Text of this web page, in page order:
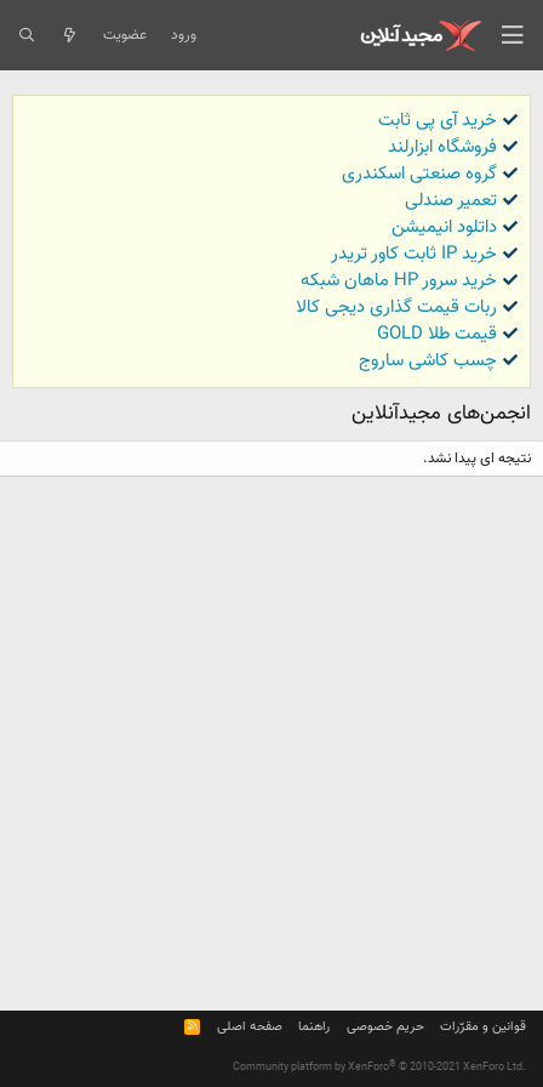
ورود عضویت
خرید آی پی ثابت
فروشگاه ابزارلند
گروه صنعتی اسکندری
تعمیر صندلی
داتلود انیمیشن
خرید IP ثابت کاور تریدر
خرید سرور HP ماهان شبکه
ربات قیمت گذاری دیجی کالا
قیمت طلا GOLD
چسب کاشی ساروج
انجمن‌های مجیدآنلاین
نتیجه ای پیدا نشد.
قوانین و مقرّرات حریم خصوصی راهنما صفحه اصلی
R
S
Community platform by XenForo® © 2010-2021 XenForo Ltd.